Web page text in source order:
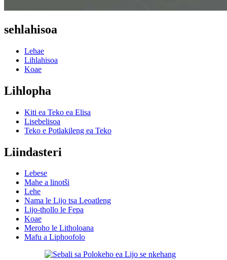
sehlahisoa
Lehae
Lihlahisoa
Koae
Lihlopha
Kiti ea Teko ea Elisa
Lisebelisoa
Teko e Potlakileng ea Teko
Liindasteri
Lebese
Mahe a linotši
Lehe
Nama le Lijo tsa Leoatleng
Lijo-thollo le Fepa
Koae
Meroho le Litholoana
Mafu a Liphoofolo